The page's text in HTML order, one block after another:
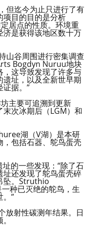
但迄今为止只进行了有
项目的目的是分析
居点的性质。环境重
是获得该地区数十万
山谷周围进行密集调查
Bogdyn Nuruu地块
，这导致发现了许多与
址，以及全新世早期
据。”
主要可追溯到更新
次冰期后（LGM）和
湖（V湖）是本研
，包括石器、鸵鸟蛋壳
的一些发现：“除了石
还发现了鸵鸟蛋壳碎
坠。Struthio
种已灭绝的鸵鸟，生
。”
放射性碳测年结果。日
。